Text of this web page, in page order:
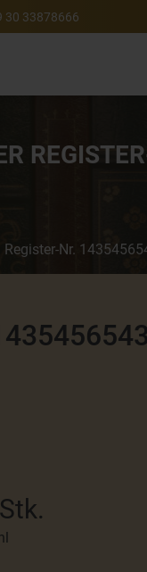
30 33878666
REGISTER
Register-Nr.